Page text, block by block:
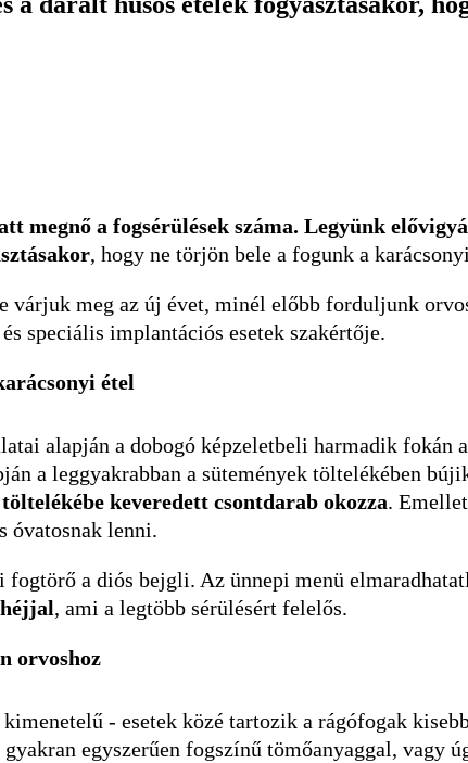
megnő a fogsérülések száma. Legyünk
, hogy ne törjön bele a fogunk a
várjuk meg az új évet, minél előbb forduljunk
speciális implantációs esetek szakértője.
étel
alapján a dobogó képzeletbeli harmadik
a leggyakrabban a sütemények töltelékében
keveredett csontdarab okozza.
óvatosnak lenni.
a diós bejgli. Az ünnepi menü
, ami a legtöbb sérülésért felelős.
orvoshoz
- esetek közé tartozik a rágófogak
egyszerűen fogszínű tömőanyaggal, vagy